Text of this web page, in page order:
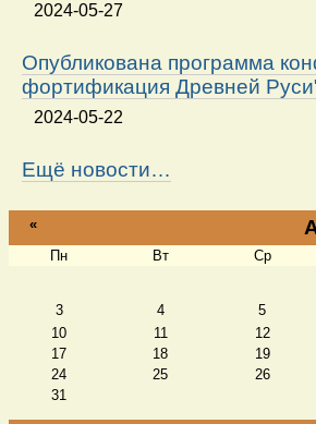
2024-05-27
Опубликована программа
фортификация Древней
2024-05-22
Ещё новости…
«
Пн Вт Ср
3 4 5
10
11 12
17
18 19
24
25 26
31